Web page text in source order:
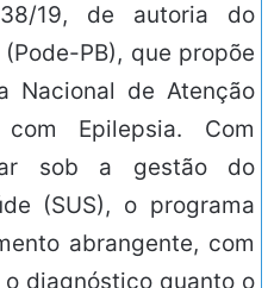
19, de autoria do
PB), que propõe
Nacional de Atenção
Epilepsia. Com
sob a gestão do
(SUS), o programa
abrangente, com
diagnóstico quanto o